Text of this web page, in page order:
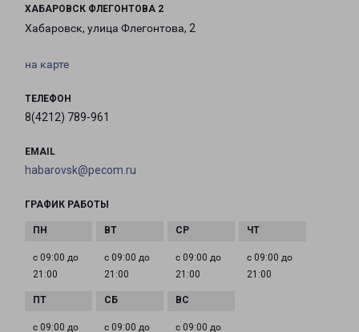
ХАБАРОВСК ФЛЕГОНТОВА 2
Хабаровск, улица Флегонтова, 2
на карте
ТЕЛЕФОН
8(4212) 789-961
EMAIL
habarovsk@pecom.ru
ГРАФИК РАБОТЫ
с 09:00 до
21:00
с 09:00 до
21:00
с 09:00 до
21:00
с 09:00 до
21:00
с 09:00 до с 09:00 до с 09:00 до